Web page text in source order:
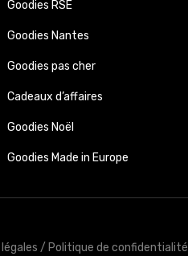
Goodies RSE
Goodies Nantes
Goodies pas cher
Cadeaux d’affaires
Goodies Noël
Goodies Made in Europe
/ Politique de confidentialité